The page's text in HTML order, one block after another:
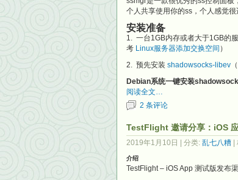
个人共享使用你的ss，个人感觉很
安装准备
1. 一台1GB内存或者大于1GB的
考 Linux服务器添加交换空间 ）
2. 预先安装 shadowsocks-libev
Debian系统一键安装
阅读全文…
2 条评论
TestFlight 邀请分享：iOS
2019年1月10日 | 分类: 乱七八糟
介绍
TestFlight – iOS App 测试版发布